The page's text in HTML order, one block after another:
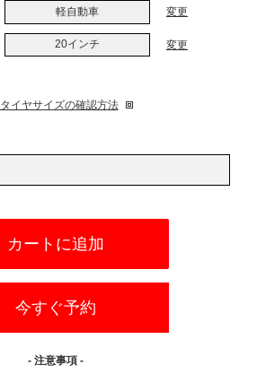
軽自動車 変更
20インチ 変更
タイヤサイズの確認方法
カートに追加
今すぐ予約
- 注意事項 -